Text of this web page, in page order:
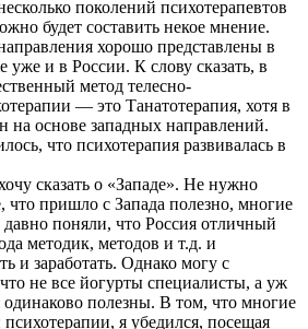
поколений психотерапевтов
будет составить некое мнение.
хорошо представлены в
и в России. К слову сказать, в
метод телесно-
— это Танатотерапия, хотя в
на основе западных направлений.
что психотерапия развивалась в
сказать о «Западе». Не нужно
что пришло с Запада полезно, многие
поняли, что Россия отличный
методик, методов и т.д. и
и заработать. Однако могу с
не все йогурты специалисты, а уж
одинаково полезны. В том, что многие
я убедился, посещая